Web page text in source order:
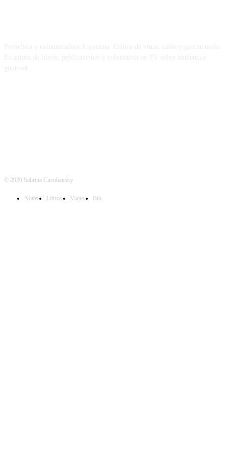
© 2020 Sabrina Cuculiansky
Notas Libros Viajes Bio